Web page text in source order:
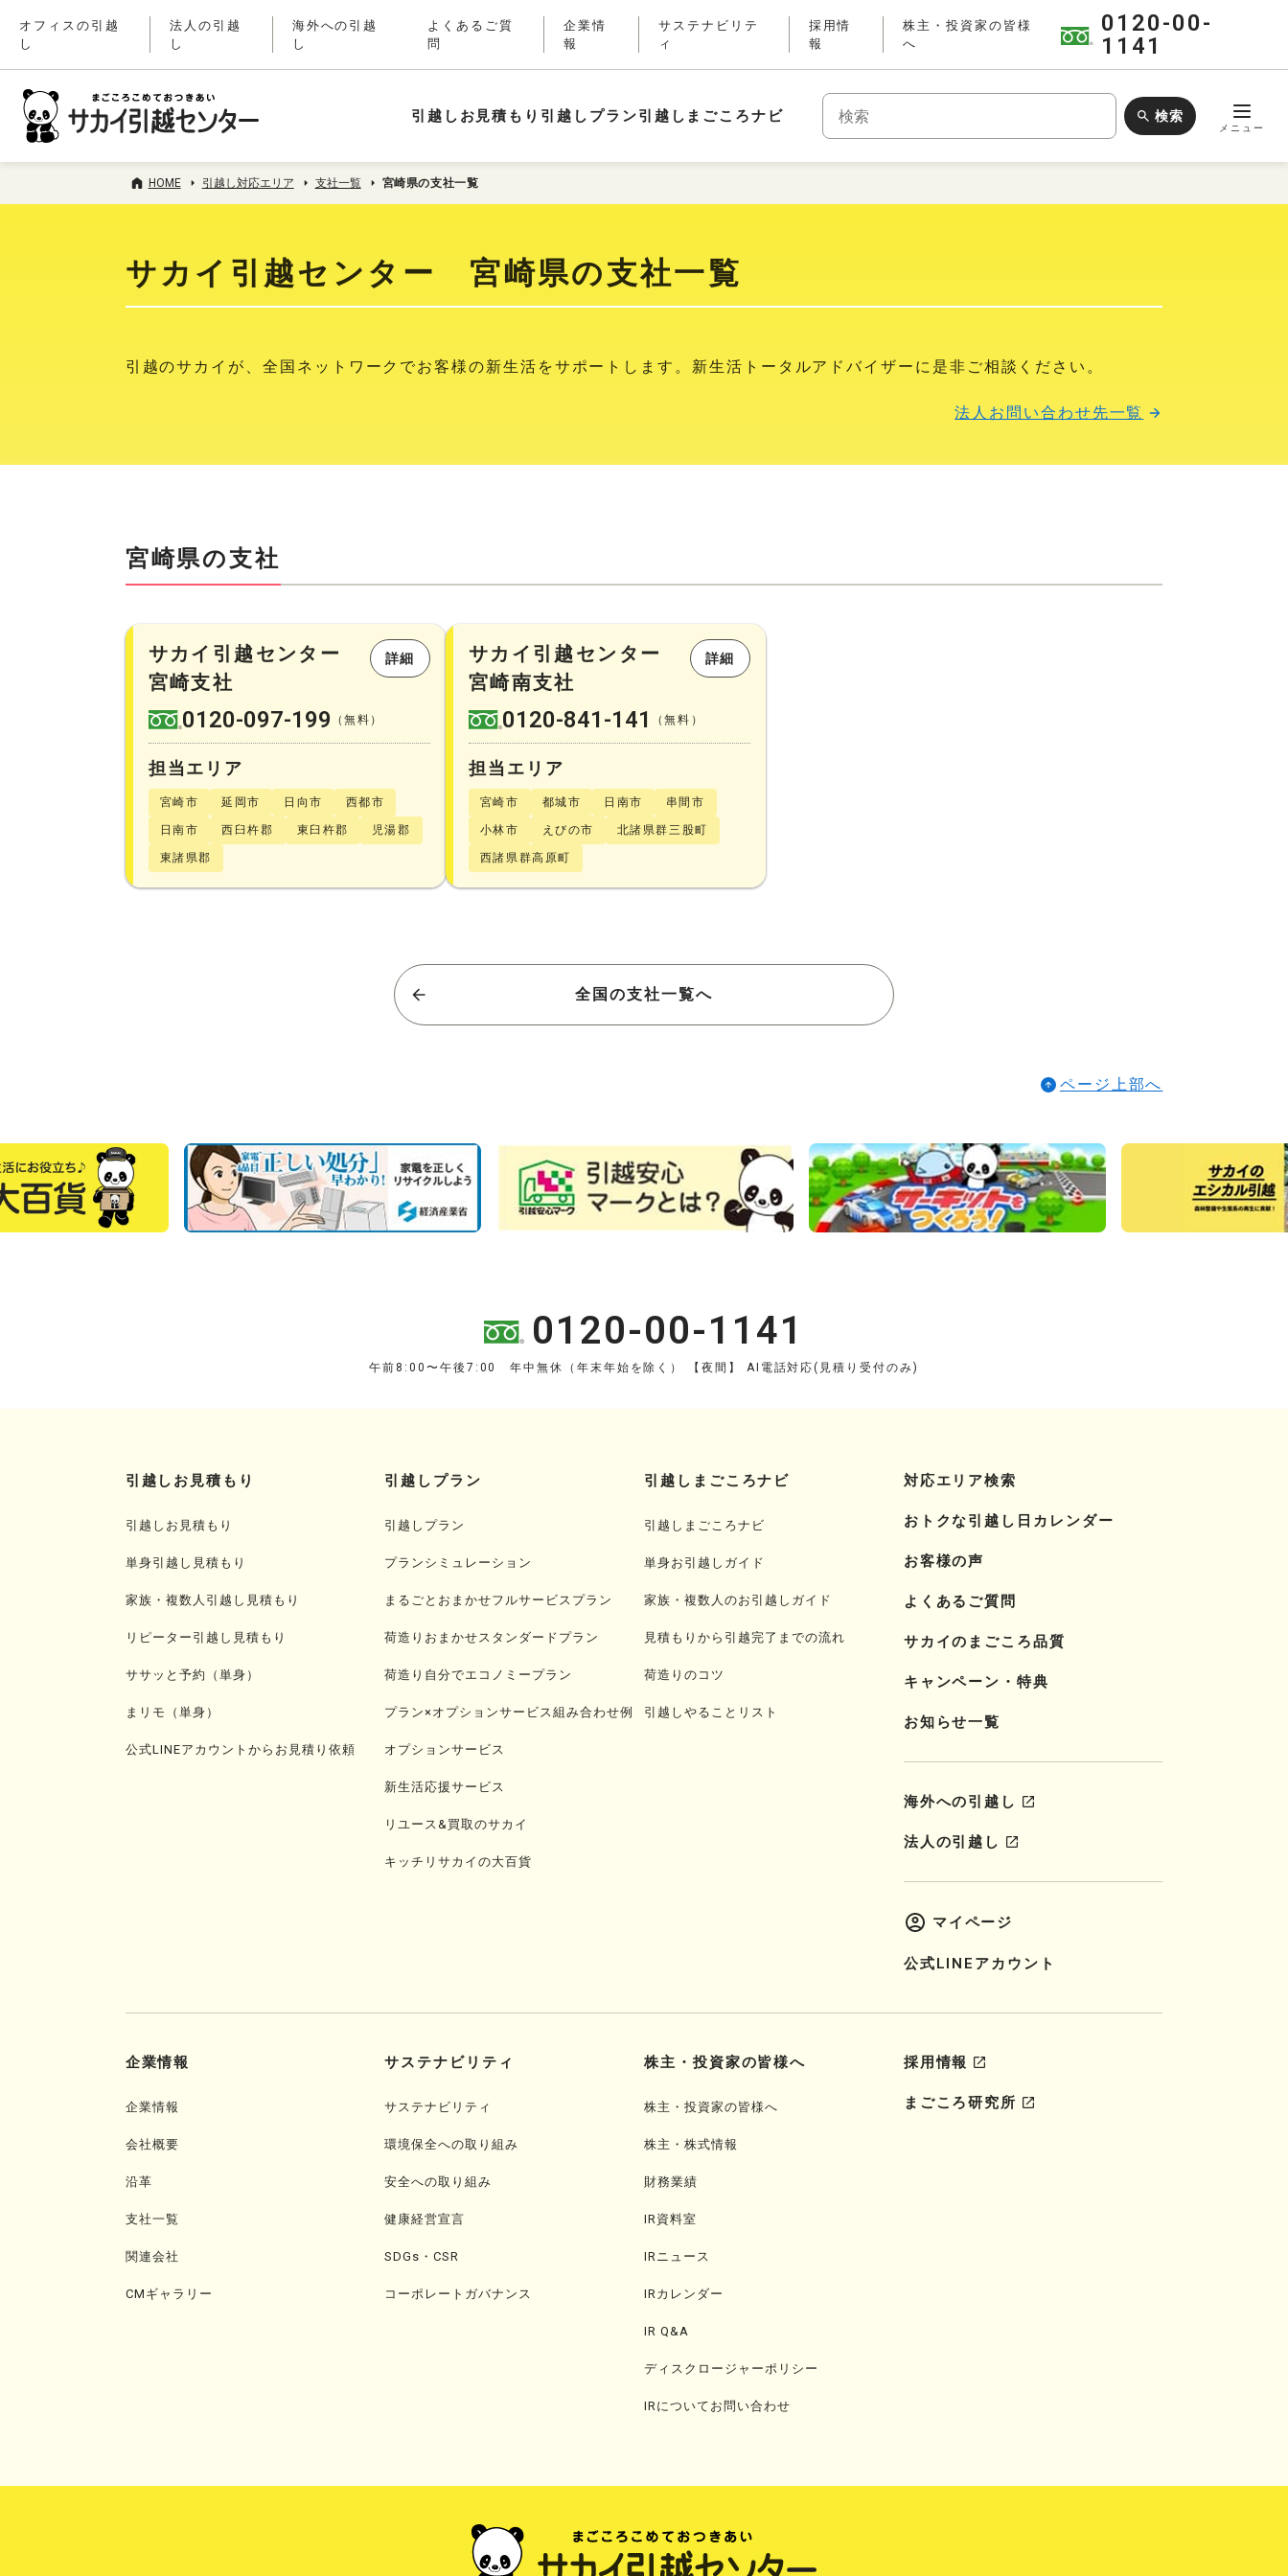
オフィスの引越
し
法人の引越
し
海外への引越
し
よくあるご質
問
企業情
報
サステナビリテ
ィ
採用情
報
株主・投資家の皆様
へ
0120-00-
1141
引越しお見積もり 引越しプラン引越しまごころナビ
キーワードで検索
検索
メニュー
HOME 引越し対応エリア 支社一覧 宮崎県の支社一覧
サカイ引越センター 宮崎県の支社一覧
引越のサカイが、全国ネットワークでお客様の新生活をサポートします。新生活トータルアドバイザーに是非ご相談ください。
法人お問い合わせ先一覧
宮崎県の支社
サカイ引越センター
宮崎支社
詳細
0120-097-199 （無料）
担当エリア
宮崎市 延岡市 日向市 西都市
日南市 西臼杵郡 東臼杵郡 児湯郡
東諸県郡
サカイ引越センター
宮崎南支社
詳細
0120-841-141 （無料）
担当エリア
宮崎市 都城市 日南市 串間市
小林市 えびの市 北諸県群三股町
西諸県群高原町
全国の支社一覧へ
ページ上部へ
0120-00-1141
午前8:00〜午後7:00 年中無休（年末年始を除く） 【夜間】 AI電話対応(見積り受付のみ)
引越しお見積もり
引越しお見積もり
単身引越し見積もり
家族・複数人引越し見積もり
リピーター引越し見積もり
ササッと予約（単身）
まリモ（単身）
公式LINEアカウントからお見積り依頼
引越しプラン
引越しプラン
プランシミュレーション
まるごとおまかせフルサービスプラン
荷造りおまかせスタンダードプラン
荷造り自分でエコノミープラン
プラン×オプションサービス組み合わせ例
オプションサービス
新生活応援サービス
リユース&買取のサカイ
キッチリサカイの大百貨
引越しまごころナビ
引越しまごころナビ
単身お引越しガイド
家族・複数人のお引越しガイド
見積もりから引越完了までの流れ
荷造りのコツ
引越しやることリスト
対応エリア検索
おトクな引越し日カレンダー
お客様の声
よくあるご質問
サカイのまごころ品質
キャンペーン・特典
お知らせ一覧
海外への引越し
法人の引越し
マイページ
公式LINEアカウント
企業情報
企業情報
会社概要
沿革
支社一覧
関連会社
CMギャラリー
サステナビリティ
サステナビリティ
環境保全への取り組み
安全への取り組み
健康経営宣言
SDGs・CSR
コーポレートガバナンス
株主・投資家の皆様へ
株主・投資家の皆様へ
株主・株式情報
財務業績
IR資料室
IRニュース
IRカレンダー
IR Q&A
ディスクロージャーポリシー
IRについてお問い合わせ
採用情報
まごころ研究所